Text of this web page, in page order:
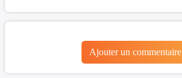
Ajouter un commentaire